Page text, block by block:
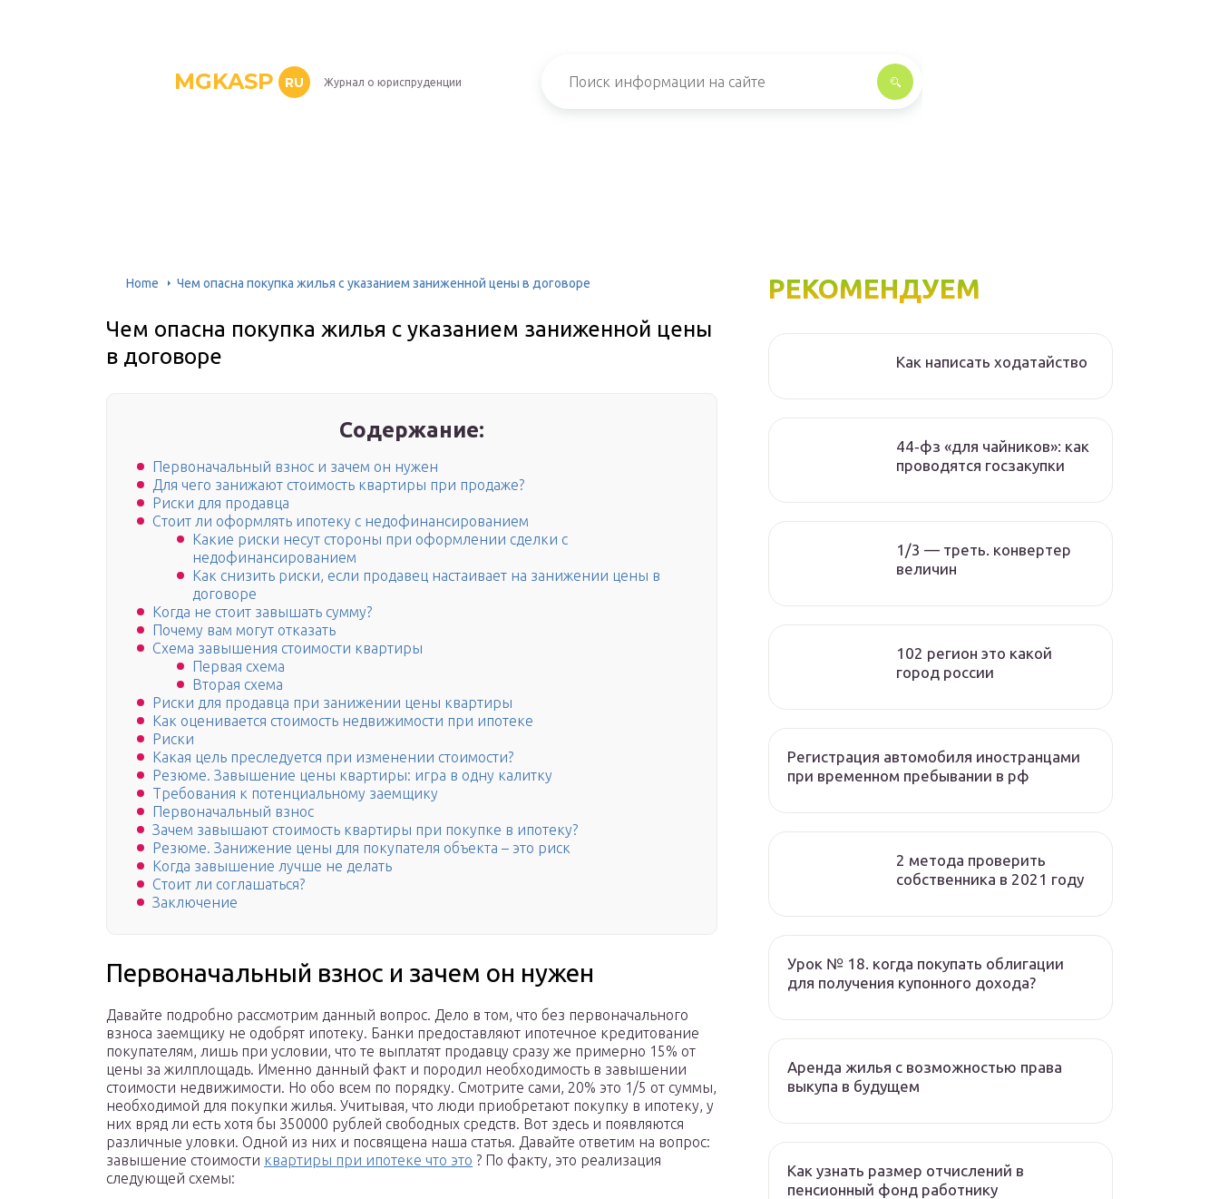
MGKASP RU Журнал о юриспруденции
Home Чем опасна покупка жилья с указанием заниженной цены в договоре
Чем опасна покупка жилья с указанием заниженной цены
в договоре
Содержание:
Первоначальный взнос и зачем он нужен
Для чего занижают стоимость квартиры при продаже?
Риски для продавца
Стоит ли оформлять ипотеку с недофинансированием
Какие риски несут стороны при оформлении сделки с
недофинансированием
Как снизить риски, если продавец настаивает на занижении цены в
договоре
Когда не стоит завышать сумму?
Почему вам могут отказать
Схема завышения стоимости квартиры
Первая схема
Вторая схема
Риски для продавца при занижении цены квартиры
Как оценивается стоимость недвижимости при ипотеке
Риски
Какая цель преследуется при изменении стоимости?
Резюме. Завышение цены квартиры: игра в одну калитку
Требования к потенциальному заемщику
Первоначальный взнос
Зачем завышают стоимость квартиры при покупке в ипотеку?
Резюме. Занижение цены для покупателя объекта – это риск
Когда завышение лучше не делать
Стоит ли соглашаться?
Заключение
Первоначальный взнос и зачем он нужен
Давайте подробно рассмотрим данный вопрос. Дело в том, что без первоначального
взноса заемщику не одобрят ипотеку. Банки предоставляют ипотечное кредитование
покупателям, лишь при условии, что те выплатят продавцу сразу же примерно 15% от
цены за жилплощадь. Именно данный факт и породил необходимость в завышении
стоимости недвижимости. Но обо всем по порядку. Смотрите сами, 20% это 1/5 от суммы,
необходимой для покупки жилья. Учитывая, что люди приобретают покупку в ипотеку, у
них вряд ли есть хотя бы 350000 рублей свободных средств. Вот здесь и появляются
различные уловки. Одной из них и посвящена наша статья. Давайте ответим на вопрос:
завышение стоимости квартиры при ипотеке что это ? По факту, это реализация
следующей схемы:
РЕКОМЕНДУЕМ
Как написать ходатайство
44‑фз «для чайников»: как
проводятся госзакупки
1/3 — треть. конвертер
величин
102 регион это какой
город россии
Регистрация автомобиля иностранцами
при временном пребывании в рф
2 метода проверить
собственника в 2021 году
Урок № 18. когда покупать облигации
для получения купонного дохода?
Аренда жилья с возможностью права
выкупа в будущем
Как узнать размер отчислений в
пенсионный фонд работнику